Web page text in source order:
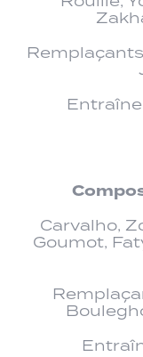
Carvalho,
Goumot,